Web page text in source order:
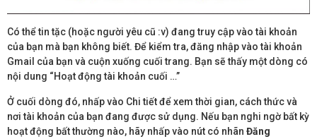
Có thể tin tặc (hoặc người yêu cũ :v) đang truy cập vào tài khoản
của bạn mà bạn không biết. Để kiểm tra, đăng nhập vào tài khoản
Gmail của bạn và cuộn xuống cuối trang. Bạn sẽ thấy một dòng có
nội dung “Hoạt động tài khoản cuối …”
Ở cuối dòng đó, nhấp vào Chi tiết để xem thời gian, cách thức và
nơi tài khoản của bạn đang được sử dụng. Nếu bạn nghi ngờ bất kỳ
hoạt động bất thường nào, hãy nhấp vào nút có nhãn Đăng